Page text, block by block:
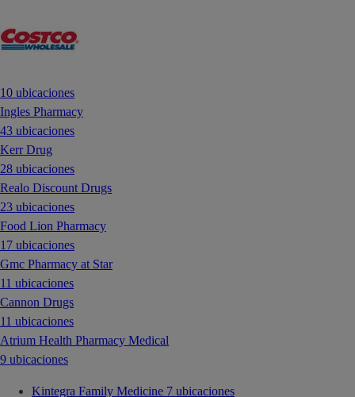
10 ubicaciones
Ingles Pharmacy
43 ubicaciones
Kerr Drug
28 ubicaciones
Realo Discount Drugs
23 ubicaciones
Food Lion Pharmacy
17 ubicaciones
Gmc Pharmacy at Star
11 ubicaciones
Cannon Drugs
11 ubicaciones
Atrium Health Pharmacy Medical
9 ubicaciones
Kintegra Family Medicine 7 ubicaciones